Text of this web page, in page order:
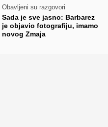
Obavljeni su razgovori
Sada je sve jasno: Barbarez
je objavio fotografiju, imamo
novog Zmaja